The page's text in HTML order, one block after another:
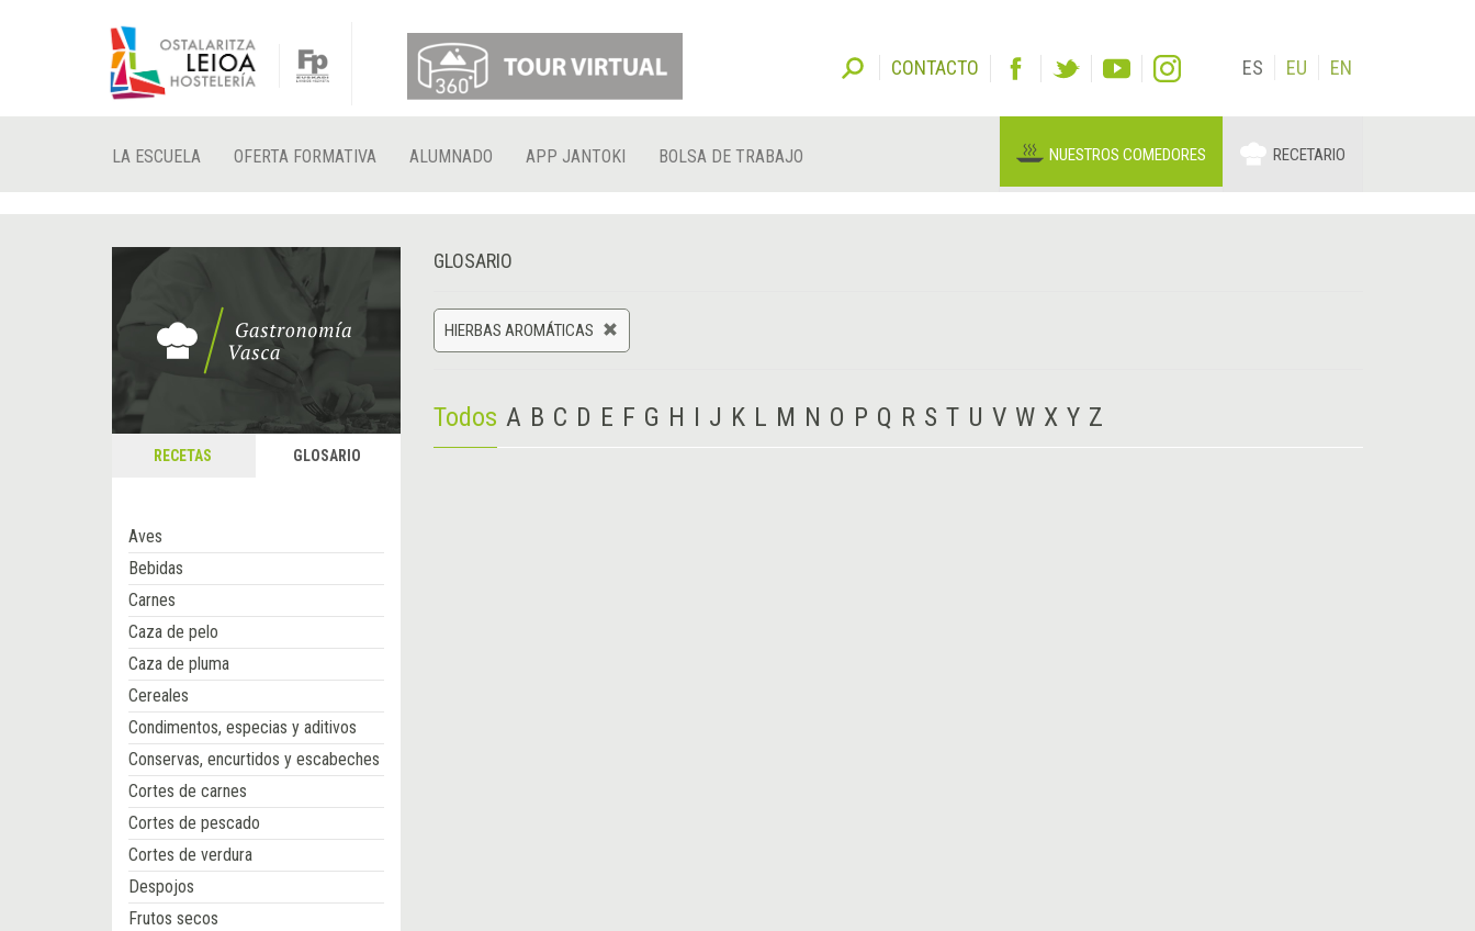
CONTACTO ES EU EN
LA ESCUELA OFERTA FORMATIVA ALUMNADO APP JANTOKI BOLSA DE TRABAJO NUESTROS COMEDORES RECETARIO
RECETAS GLOSARIO
Aves
Bebidas
Carnes
Caza de pelo
Caza de pluma
Cereales
Condimentos, especias y aditivos
Conservas, encurtidos y escabeches
Cortes de carnes
Cortes de pescado
Cortes de verdura
Despojos
Frutos secos
GLOSARIO
HIERBAS AROMÁTICAS
Todos A B C D E F G H I J K L M N O P Q R S T U V W X Y Z